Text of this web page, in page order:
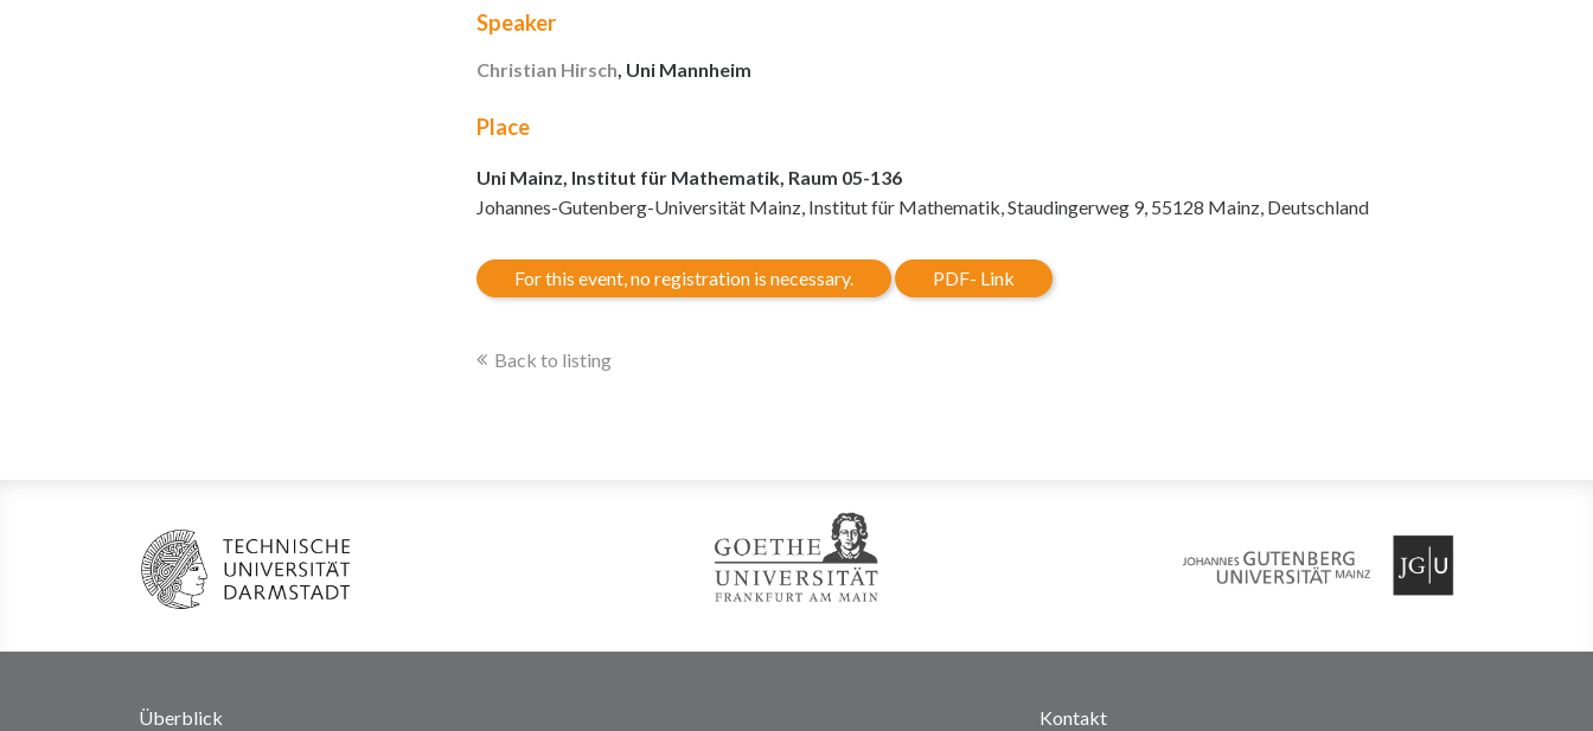
Speaker
Christian Hirsch, Uni Mannheim
Place
Uni Mainz, Institut für Mathematik, Raum 05-136
Johannes-Gutenberg-Universität Mainz, Institut für Mathematik, Staudingerweg 9, 55128 Mainz, Deutschland
For this event, no registration is necessary. PDF- Link
Back to listing
Überblick Kontakt